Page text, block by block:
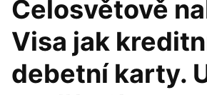
Celosvětově
Visa jak
debetní karty.